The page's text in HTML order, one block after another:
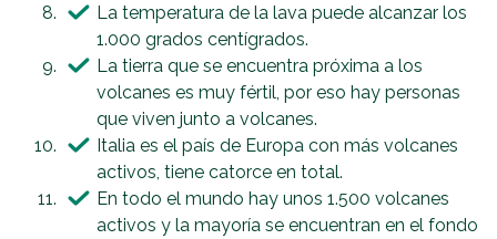
La temperatura de la lava puede alcanzar los
1.000 grados centígrados.
La tierra que se encuentra próxima a los
volcanes es muy fértil, por eso hay personas
que viven junto a volcanes.
Italia es el país de Europa con más volcanes
activos, tiene catorce en total.
En todo el mundo hay unos 1.500 volcanes
activos y la mayoría se encuentran en el fondo